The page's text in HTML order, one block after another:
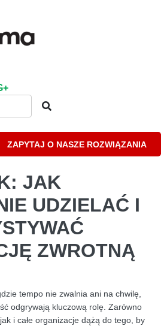
ZAPYTAJ O NASZE ROZWIĄZANIA
JAK
UDZIELAĆ I
ZWROTNĄ
tempo nie zwalnia ani na chwilę,
odgrywają kluczową rolę. Zarówno
i całe organizacje dążą do tego, by